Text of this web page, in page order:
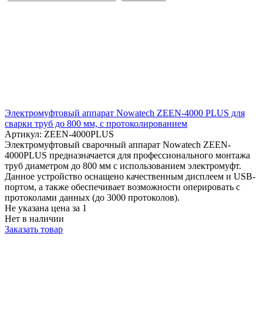
Электромуфтовый аппарат Nowatech ZEEN-4000 PLUS для
сварки труб до 800 мм, с протоколированием
Артикул: ZEEN-4000PLUS
Электромуфтовый сварочный аппарат Nowatech ZEEN-
4000PLUS предназначается для профессионального монтажа
труб диаметром до 800 мм с использованием электромуфт.
Данное устройство оснащено качественным дисплеем и USB-
портом, а также обеспечивает возможности оперировать с
протоколами данных (до 3000 протоколов).
Не указана цена за 1
Нет в наличии
Заказать товар